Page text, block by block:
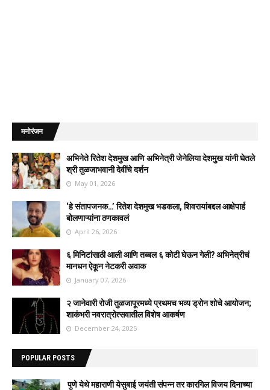
मनोरंजन
अभिनेते रितेश देशमुख आणि अभिनेत्री जेनेलिया देशमुख यांनी घेतले
श्री तुळजाभवानी देवींचे दर्शन
May 01, 2026
‘हे संतापजनक…’ रितेश देशमुख भडकला, शिवरायांबद्दल आक्षेपार्ह
बोलणाऱ्यांना ठणकावलं
April 26, 2026
६ मिनिटांसाठी आली आणि तब्बल ६ कोटी घेऊन गेली? अभिनेत्रीचं
मानधन ऐकून नेटकरी अवाक
January 07, 2026
२ जानेवारी रोजी तुळजापूरमध्ये प्रथमच भव्य ड्रोन शोचे आयोजन;
शाकंभरी नवरात्रोत्सवातील विशेष आकर्षण
December 24, 2025
POPULAR POSTS
पुणे येथे महाराणी येसुबाई जयंती संपन्न तर कारगिल विजय दिनाच्या